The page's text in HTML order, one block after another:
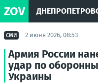
ZOV
СМИ 2 июня 2026, 08:53
Армия России
удар по
Украины